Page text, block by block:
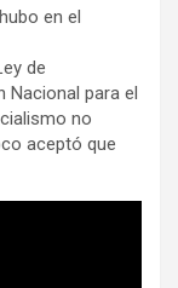
en el
de
Nacional para el
no
aceptó que